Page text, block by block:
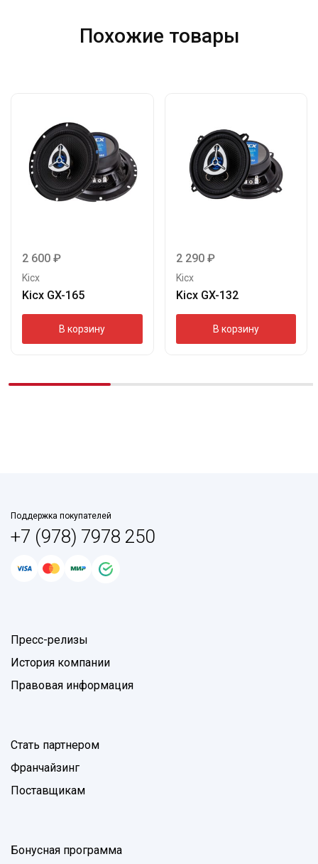
Похожие товары
2 600 ₽
Kicx
Kicx GX-165
В корзину
2 290 ₽
Kicx
Kicx GX-132
В корзину
Поддержка покупателей
+7 (978) 7978 250
Пресс-релизы
История компании
Правовая информация
Стать партнером
Франчайзинг
Поставщикам
Бонусная программа